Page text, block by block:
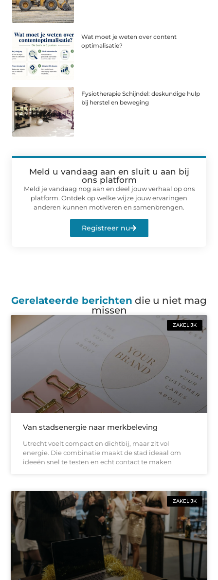
Wat moet je weten over content
optimalisatie?
Fysiotherapie Schijndel: deskundige hulp
bij herstel en beweging
Meld u vandaag aan en sluit u aan bij
ons platform
Meld je vandaag nog aan en deel jouw verhaal op ons
platform. Ontdek op welke wijze jouw ervaringen
anderen kunnen motiveren en samenbrengen.
Registreer nu
Gerelateerde berichten die u niet mag
missen
ZAKELIJK
Van stadsenergie naar merkbeleving
Utrecht voelt compact en dichtbij, maar zit vol
energie. Die combinatie maakt de stad ideaal om
ideeën snel te testen en echt contact te maken
ZAKELIJK